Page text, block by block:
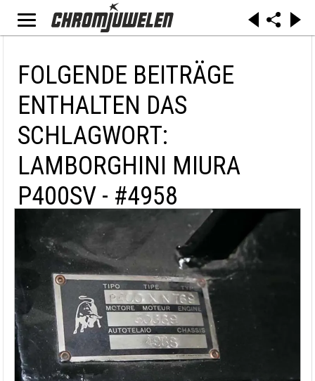
FOLGENDE BEITRÄGE
ENTHALTEN DAS
SCHLAGWORT:
LAMBORGHINI MIURA
P400SV - #4958